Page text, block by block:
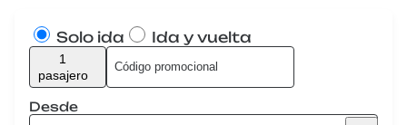
Solo ida Ida y vuelta
1
pasajero
Desde